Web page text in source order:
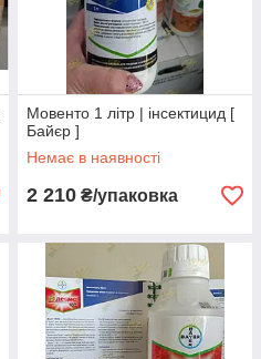
Мовенто 1 літр | інсектицид [
Байєр ]
Немає в наявності
2 210 ₴/упаковка